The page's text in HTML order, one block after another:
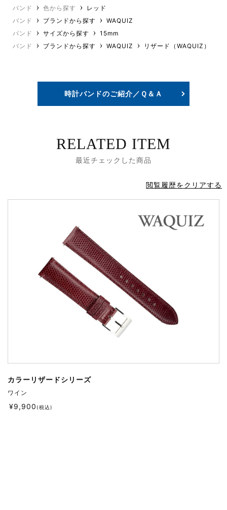
バンド
色から探す
レッド
バンド
ブランドから探す
WAQUIZ
バンド
サイズから探す
15mm
バンド
ブランドから探す WAQUIZ リザード（WAQUIZ）
時計バンドのご紹介／Ｑ＆Ａ
RELATED ITEM
最近チェックした商品
閲覧履歴をクリアする
カラーリザードシリーズ
ワイン
¥9,900